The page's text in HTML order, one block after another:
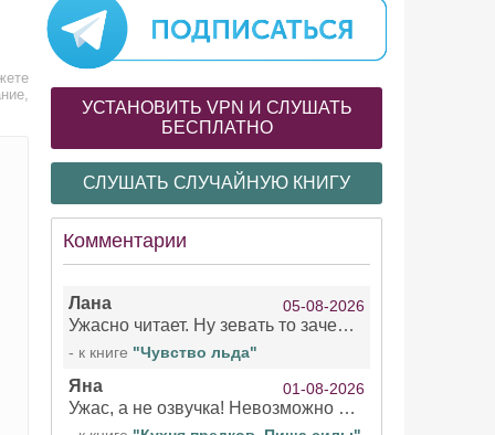
УСТАНОВИТЬ VPN И СЛУШАТЬ
БЕСПЛАТНО
СЛУШАТЬ СЛУЧАЙНУЮ КНИГУ
Комментарии
Лана 05-08-2026
Ужасно читает. Ну зевать то зачем. Уже не говорю, что ударения ставит, как хочет.
- к книге "Чувство льда"
Яна 01-08-2026
Ужас, а не озвучка! Невозможно вникать в смысл текста из за кривляний чтеца